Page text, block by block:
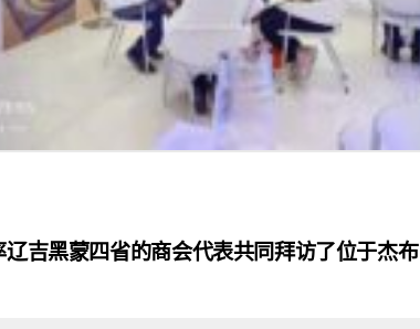
吉黑蒙四省的商会代表共同拜访了位于杰布